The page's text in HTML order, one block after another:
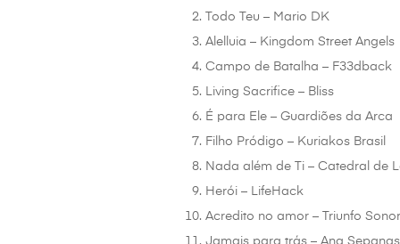
Todo Teu – Mario DK
Alelluia – Kingdom Street Angels
Campo de Batalha – F33dback
Living Sacrifice – Bliss
É para Ele – Guardiões da Arca
Filho Pródigo – Kuriakos Brasil
Nada além de Ti – Catedral de
Herói – LifeHack
Acredito no amor – Triunfo
Jamais para trás – Ana Sepanas